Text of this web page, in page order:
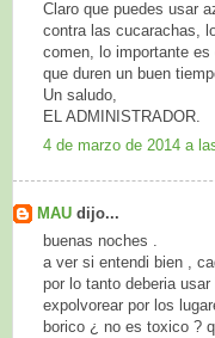
Claro que puedes usar
contra las cucarachas,
comen, lo importante
que duren un buen
Un saludo,
EL ADMINISTRADOR.
4 de marzo de 2014 a
MAU dijo...
buenas noches .
a ver si entendi bien ,
por lo tanto deberia
expolvorear por los
borico ¿ no es toxico ?